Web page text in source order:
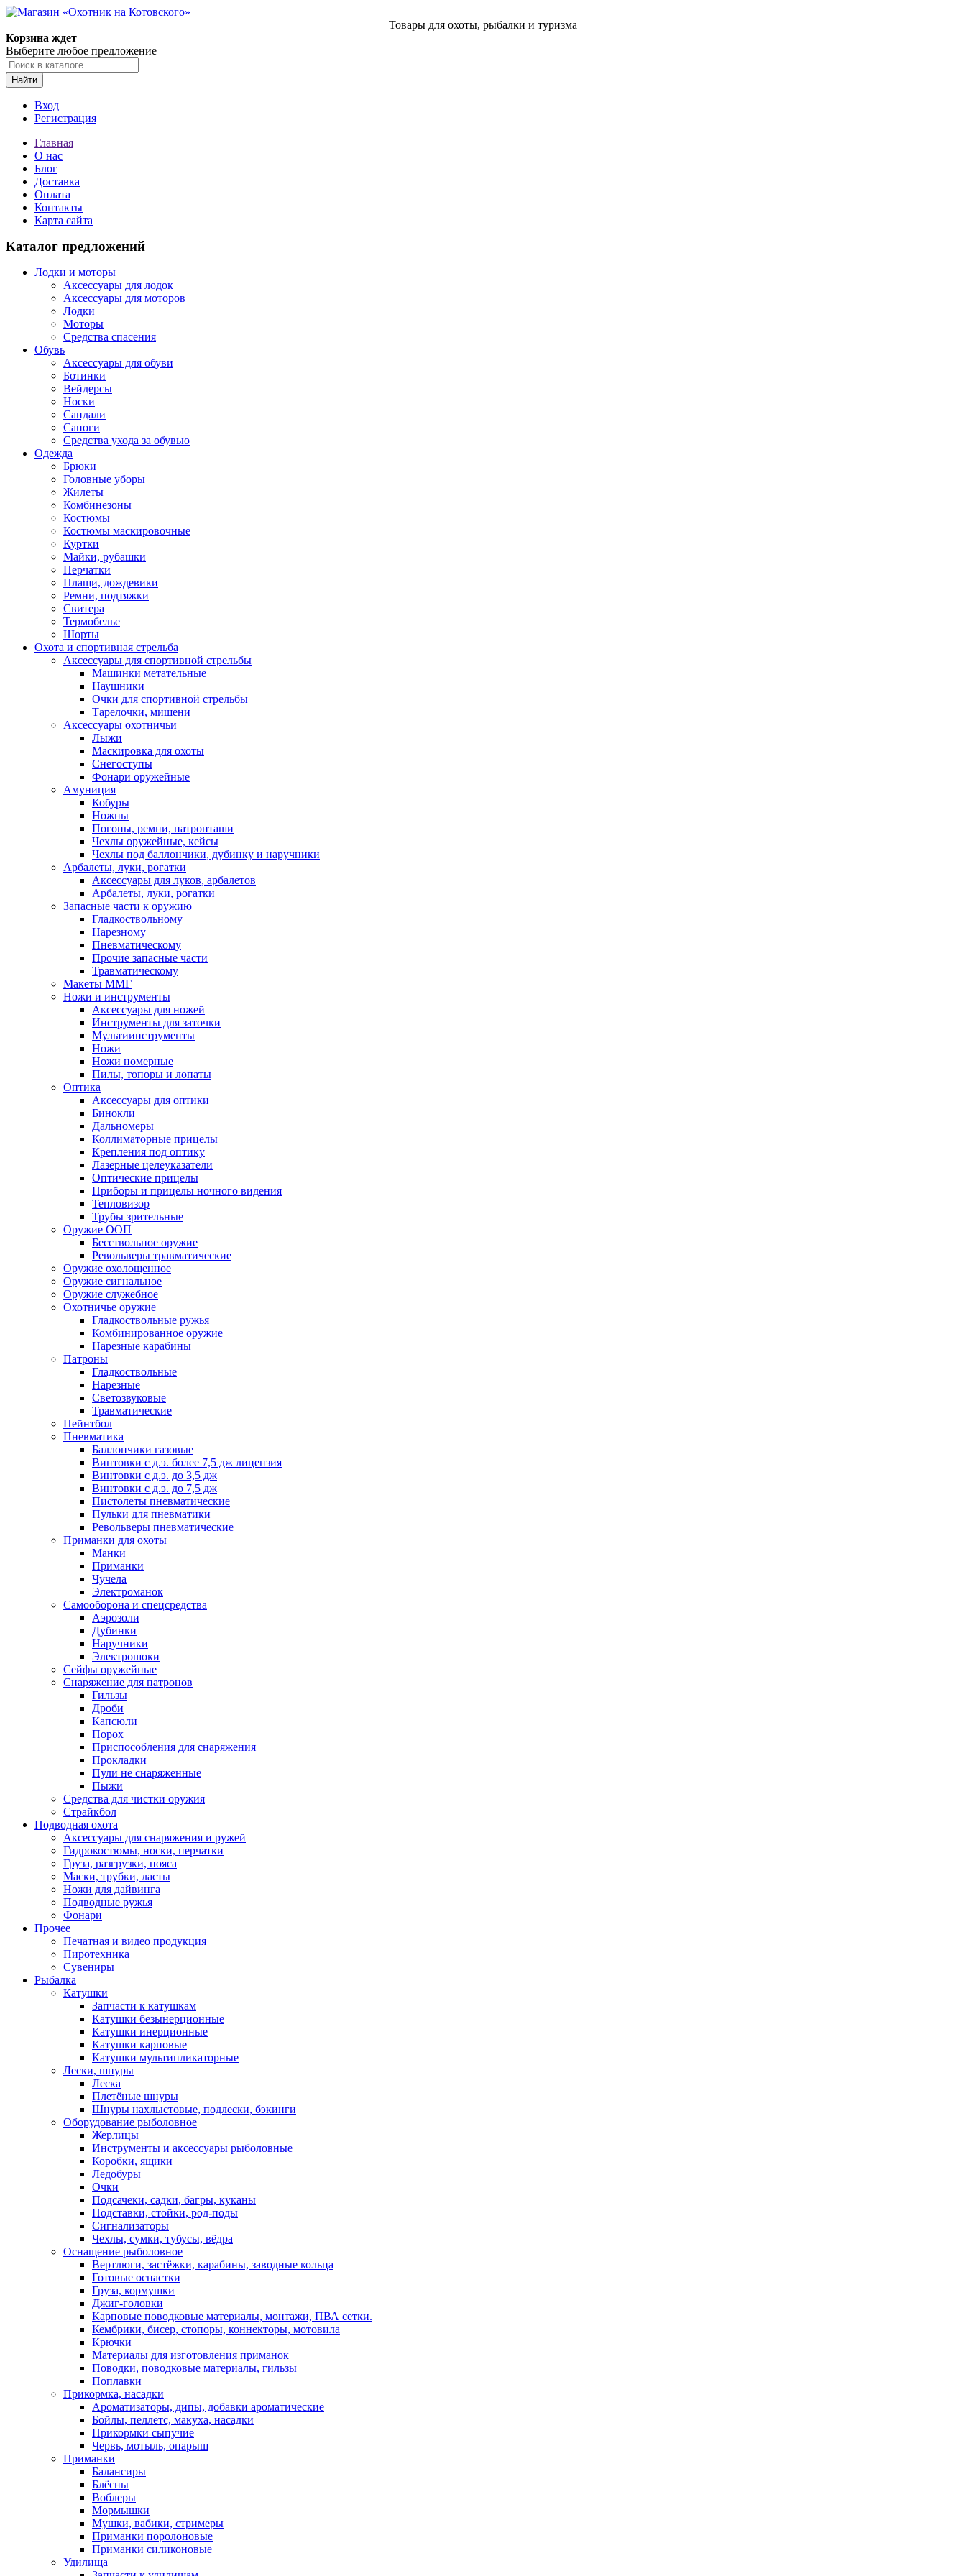
Товары для охоты, рыбалки и туризма
Корзина ждет
Выберите любое предложение
Найти
Вход
Регистрация
Главная
О нас
Блог
Доставка
Оплата
Контакты
Карта сайта
Каталог предложений
Лодки и моторы
Аксессуары для лодок
Аксессуары для моторов
Лодки
Моторы
Средства спасения
Обувь
Аксессуары для обуви
Ботинки
Вейдерсы
Носки
Сандали
Сапоги
Средства ухода за обувью
Одежда
Брюки
Головные уборы
Жилеты
Комбинезоны
Костюмы
Костюмы маскировочные
Куртки
Майки, рубашки
Перчатки
Плащи, дождевики
Ремни, подтяжки
Свитера
Термобелье
Шорты
Охота и спортивная стрельба
Аксессуары для спортивной стрельбы
Машинки метательные
Наушники
Очки для спортивной стрельбы
Тарелочки, мишени
Аксессуары охотничьи
Лыжи
Маскировка для охоты
Снегоступы
Фонари оружейные
Амуниция
Кобуры
Ножны
Погоны, ремни, патронташи
Чехлы оружейные, кейсы
Чехлы под баллончики, дубинку и наручники
Арбалеты, луки, рогатки
Аксессуары для луков, арбалетов
Арбалеты, луки, рогатки
Запасные части к оружию
Гладкоствольному
Нарезному
Пневматическому
Прочие запасные части
Травматическому
Макеты ММГ
Ножи и инструменты
Аксессуары для ножей
Инструменты для заточки
Мультиинструменты
Ножи
Ножи номерные
Пилы, топоры и лопаты
Оптика
Аксессуары для оптики
Бинокли
Дальномеры
Коллиматорные прицелы
Крепления под оптику
Лазерные целеуказатели
Оптические прицелы
Приборы и прицелы ночного видения
Тепловизор
Трубы зрительные
Оружие ООП
Бесствольное оружие
Револьверы травматические
Оружие охолощенное
Оружие сигнальное
Оружие служебное
Охотничье оружие
Гладкоствольные ружья
Комбинированное оружие
Нарезные карабины
Патроны
Гладкоствольные
Нарезные
Светозвуковые
Травматические
Пейнтбол
Пневматика
Баллончики газовые
Винтовки с д.э. более 7,5 дж лицензия
Винтовки с д.э. до 3,5 дж
Винтовки с д.э. до 7,5 дж
Пистолеты пневматические
Пульки для пневматики
Револьверы пневматические
Приманки для охоты
Манки
Приманки
Чучела
Электроманок
Самооборона и спецсредства
Аэрозоли
Дубинки
Наручники
Электрошоки
Сейфы оружейные
Снаряжение для патронов
Гильзы
Дроби
Капсюли
Порох
Приспособления для снаряжения
Прокладки
Пули не снаряженные
Пыжи
Средства для чистки оружия
Страйкбол
Подводная охота
Аксессуары для снаряжения и ружей
Гидрокостюмы, носки, перчатки
Груза, разгрузки, пояса
Маски, трубки, ласты
Ножи для дайвинга
Подводные ружья
Фонари
Прочее
Печатная и видео продукция
Пиротехника
Сувениры
Рыбалка
Катушки
Запчасти к катушкам
Катушки безынерционные
Катушки инерционные
Катушки карповые
Катушки мультипликаторные
Лески, шнуры
Леска
Плетёные шнуры
Шнуры нахлыстовые, подлески, бэкинги
Оборудование рыболовное
Жерлицы
Инструменты и аксессуары рыболовные
Коробки, ящики
Ледобуры
Очки
Подсачеки, садки, багры, куканы
Подставки, стойки, род-поды
Сигнализаторы
Чехлы, сумки, тубусы, вёдра
Оснащение рыболовное
Вертлюги, застёжки, карабины, заводные кольца
Готовые оснастки
Груза, кормушки
Джиг-головки
Карповые поводковые материалы, монтажи, ПВА сетки.
Кембрики, бисер, стопоры, коннекторы, мотовила
Крючки
Материалы для изготовления приманок
Поводки, поводковые материалы, гильзы
Поплавки
Прикормка, насадки
Ароматизаторы, дипы, добавки ароматические
Бойлы, пеллетс, макуха, насадки
Прикормки сыпучие
Червь, мотыль, опарыш
Приманки
Балансиры
Блёсны
Воблеры
Мормышки
Мушки, вабики, стримеры
Приманки поролоновые
Приманки силиконовые
Удилища